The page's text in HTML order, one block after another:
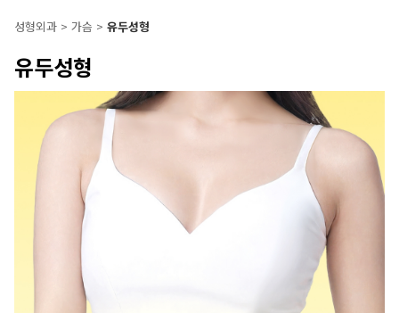
성형외과 > 가슴 > 유두성형
유두성형